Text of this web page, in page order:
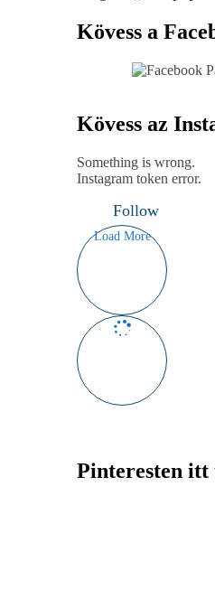
Kövess a
Kövess az
Something is wrong.
Instagram token error.
Follow
Load More
Pinteresten itt